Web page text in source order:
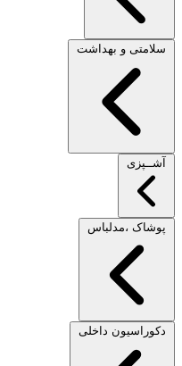
سلامتی و بهداشت
آشــپزی
پوشاک ،مدلباس
دکوراسیون داخلی